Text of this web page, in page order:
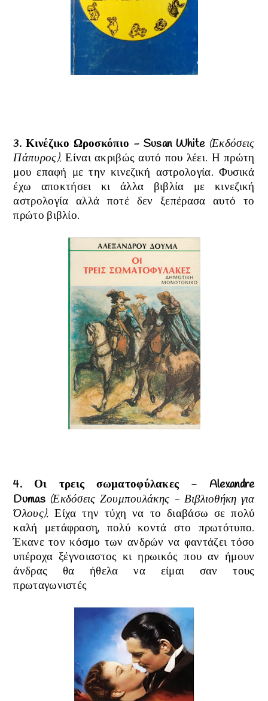
3. Κινέζικο Ωροσκόπιο - Susan White (Εκδόσεις
Πάπυρος). Είναι ακριβώς αυτό που λέει. Η πρώτη
μου επαφή με την κινεζική αστρολογία. Φυσικά
έχω αποκτήσει κι άλλα βιβλία με κινεζική
αστρολογία αλλά ποτέ δεν ξεπέρασα αυτό το
πρώτο βιβλίο.
4. Οι τρεις σωματοφύλακες - Alexandre
Dumas (Εκδόσεις Ζουμπουλάκης - Βιβλιοθήκη για
Όλους). Είχα την τύχη να το διαβάσω σε πολύ
καλή μετάφραση, πολύ κοντά στο πρωτότυπο.
Έκανε τον κόσμο των ανδρών να φαντάζει τόσο
υπέροχα ξέγνοιαστος κι ηρωικός που αν ήμουν
άνδρας θα ήθελα να είμαι σαν τους
πρωταγωνιστές